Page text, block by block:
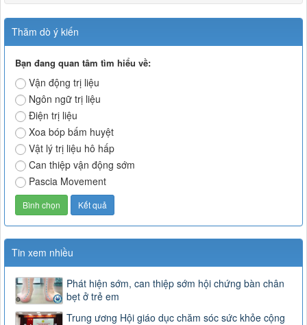
Thăm dò ý kiến
Bạn đang quan tâm tìm hiểu về:
Vận động trị liệu
Ngôn ngữ trị liệu
Điện trị liệu
Xoa bóp bấm huyệt
Vật lý trị liệu hô hấp
Can thiệp vận động sớm
Pascia Movement
Tin xem nhiều
Phát hiện sớm, can thiệp sớm hội chứng bàn chân
bẹt ở trẻ em
Trung ương Hội giáo dục chăm sóc sức khỏe cộng